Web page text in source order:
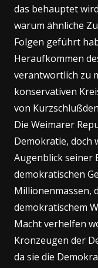
das behauptet
warum ähnliche
Folgen geführt
Heraufkommen
verantwortlich zu
konservativen
von
Die Weimarer
Demokratie, doch
Augenblick seiner
demokratischen
Millionenmassen,
demokratischem
Macht verhelfen
Kronzeugen der
da sie die